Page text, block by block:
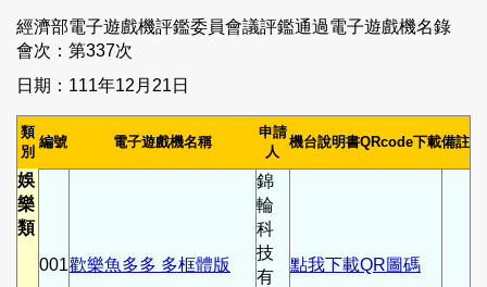
經濟部電子遊戲機評鑑委員會議評鑑通過電子遊戲機名錄
會次：第337次
日期：111年12月21日
類
別
編號 電子遊戲機名稱
申請
人
機台說明書QRcode下載備註
娛
樂
類
001歡樂魚多多 多框體版
錦
輪
科
技
有
點我下載QR圖碼